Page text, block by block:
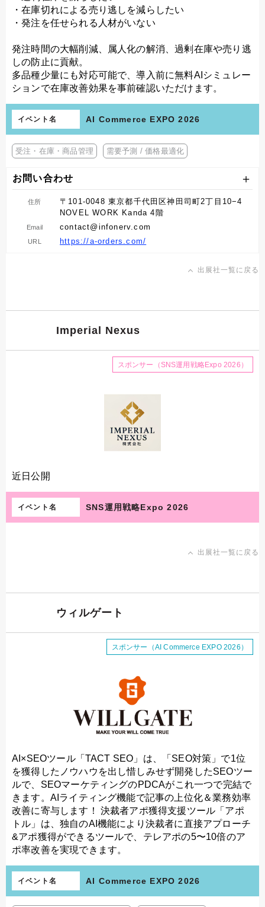
・在庫切れによる売り逃しを減らしたい
・発注を任せられる人材がいない
発注時間の大幅削減、属人化の解消、過剰在庫や売り逃
しの防止に貢献。
多品種少量にも対応可能で、導入前に無料AIシミュレー
ションで在庫改善効果を事前確認いただけます。
イベント名 AI Commerce EXPO 2026
受注・在庫・商品管理 需要予測 / 価格最適化
お問い合わせ
住所
〒101-0048 東京都千代田区神田司町2丁目10−4
NOVEL WORK Kanda 4階
Email contact@infonerv.com
URL https://a-orders.com/
出展社一覧に戻る
Imperial Nexus
スポンサー（SNS運用戦略Expo 2026）
近日公開
イベント名 SNS運用戦略Expo 2026
出展社一覧に戻る
ウィルゲート
スポンサー（AI Commerce EXPO 2026）
AI×SEOツール「TACT SEO」は、「SEO対策」で1位
を獲得したノウハウを出し惜しみせず開発したSEOツー
ルで、SEOマーケティングのPDCAがこれ一つで完結で
きます。AIライティング機能で記事の上位化＆業務効率
改善に寄与します！ 決裁者アポ獲得支援ツール「アポ
トル」は、独自のAI機能により決裁者に直接アプローチ
&アポ獲得ができるツールで、テレアポの5〜10倍のア
ポ率改善を実現できます。
イベント名 AI Commerce EXPO 2026